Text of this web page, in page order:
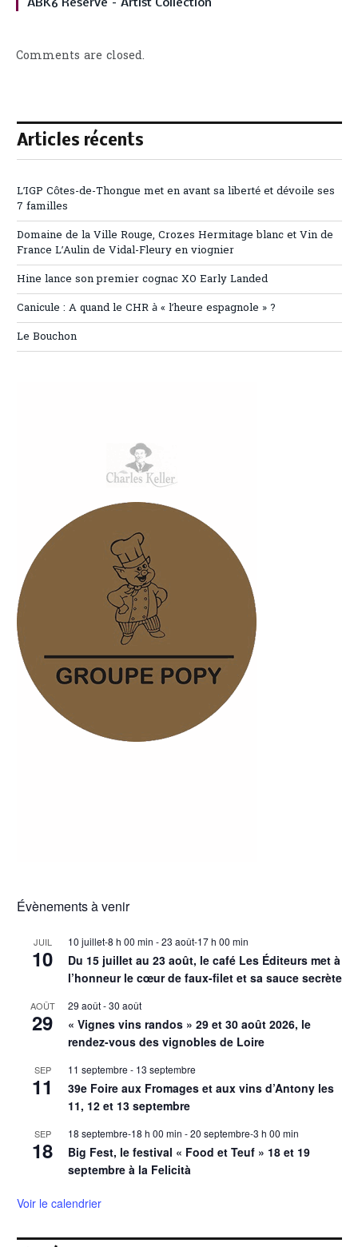
ABK6 Reserve – Artist Collection
Comments are closed.
Articles récents
L’IGP Côtes-de-Thongue met en avant sa liberté et dévoile ses
7 familles
Domaine de la Ville Rouge, Crozes Hermitage blanc et Vin de
France L’Aulin de Vidal-Fleury en viognier
Hine lance son premier cognac XO Early Landed
Canicule : A quand le CHR à « l’heure espagnole » ?
Le Bouchon
Évènements à venir
JUIL
10
10 juillet-8 h 00 min -23 août-17 h 00 min
Du 15 juillet au 23 août, le café Les Éditeurs met à
l’honneur le cœur de faux-filet et sa sauce secrète
AOÛT
29
29 août-30 août
« Vignes vins randos » 29 et 30 août 2026, le
rendez-vous des vignobles de Loire
SEP
11
11 septembre - 13 septembre
39e Foire aux Fromages et aux vins d’Antony les
11, 12 et 13 septembre
SEP
18
18 septembre-18 h 00 min -20 septembre-3 h 00 min
Big Fest, le festival « Food et Teuf » 18 et 19
septembre à la Felicità
Voir le calendrier